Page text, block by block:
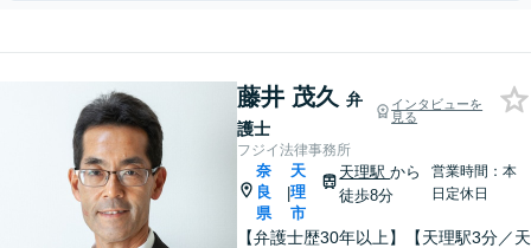
藤井 茂久 弁
護士
インタビューを
見る
フジイ法律事務所
奈
良
県
|
天
理
市
天理駅から
徒歩8分
営業時間：本
日定休日
【弁護士歴30年以上】【天理駅3分／天